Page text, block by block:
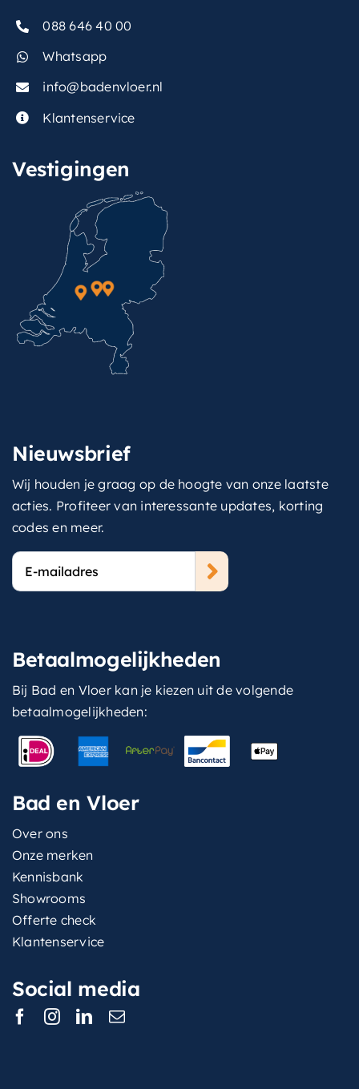
088 646 40 00
Whatsapp
info@badenvloer.nl
Klantenservice
Vestigingen
Nieuwsbrief
Wij houden je graag op de hoogte van onze laatste
acties. Profiteer van interessante updates, korting
codes en meer.
E-
mailadres
Betaalmogelijkheden
Bij Bad en Vloer kan je kiezen uit de volgende
betaalmogelijkheden:
Bad en Vloer
Over ons
Onze merken
Kennisbank
Showrooms
Offerte check
Klantenservice
Social media